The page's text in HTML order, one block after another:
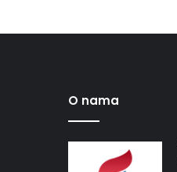
O nama